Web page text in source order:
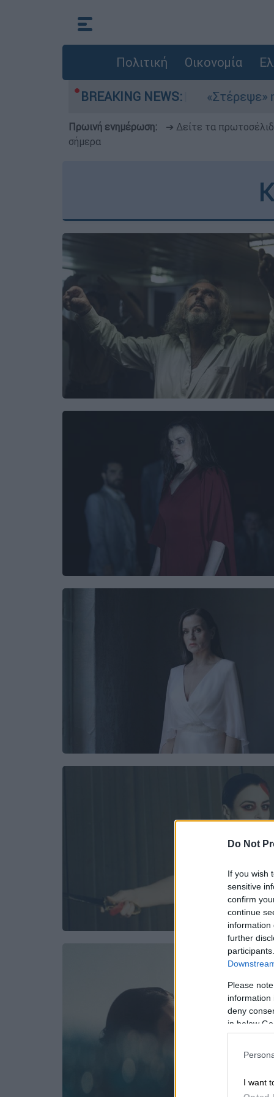
Do Not
If you wish
sensitive
confirm
continue
information
further
Please
information
deny
in below
I want
Πολιτική Οικονομία
BREAKING NEWS:
στο Αιγαίο «Στέρεψε» η αγορά από
Πρωινή ενημέρωση: ➔ Δείτε τα
σήμερα